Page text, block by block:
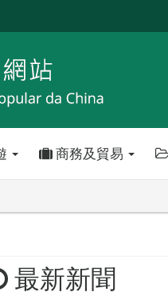
商務及貿易
最新新聞